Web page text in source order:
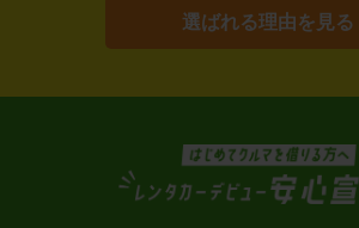
選ばれる理由を見る